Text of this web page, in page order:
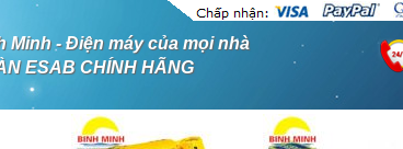
Minh - Điện máy của mọi nhà
ESAB CHÍNH HÃNG